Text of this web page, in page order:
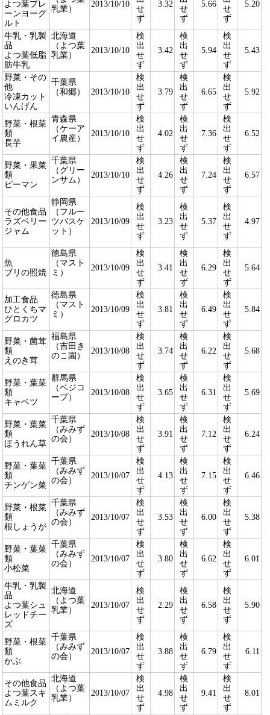
よつ葉プレ
ーンヨーグ
ルト
乳業）
2013/10/10
せ
ず
3.32
せ
ず
5.66
せ
ず
5.20
牛乳・乳製
品
よつ葉低脂
肪牛乳
北海道
（よつ葉
乳業）
2013/10/10
検
出
せ
ず
3.42
検
出
せ
ず
5.94
検
出
せ
ず
5.43
野菜・その
他
冷凍カット
いんげん
千葉県
（和郷）
2013/10/10
検
出
せ
ず
3.79
検
出
せ
ず
6.65
検
出
せ
ず
5.92
野菜・根菜
類
長芋
青森県
（ケーア
イ農産）
2013/10/10
検
出
せ
ず
4.02
検
出
せ
ず
7.36
検
出
せ
ず
6.52
野菜・果菜
類
ピーマン
千葉県
（グリー
ンサム）
2013/10/10
検
出
せ
ず
4.26
検
出
せ
ず
7.24
検
出
せ
ず
6.57
その他食品
ラズベリー
ジャム
静岡県
（フルー
ツバスケ
ット）
2013/10/09
検
出
せ
ず
3.23
検
出
せ
ず
5.37
検
出
せ
ず
4.97
魚
ブリの照焼
徳島県
（マスト
ミ）
2013/10/09
検
出
せ
ず
3.41
検
出
せ
ず
6.29
検
出
せ
ず
5.64
加工食品
ひとくちマ
グロカツ
徳島県
（マスト
ミ）
2013/10/09
検
出
せ
ず
3.81
検
出
せ
ず
6.49
検
出
せ
ず
5.84
野菜・菌茸
類
えのき茸
福島県
（吉田き
のこ園）
2013/10/08
検
出
せ
ず
3.74
検
出
せ
ず
6.22
検
出
せ
ず
5.68
野菜・葉菜
類
キャベツ
群馬県
（ベジコ
ープ）
2013/10/08
検
出
せ
ず
3.65
検
出
せ
ず
6.31
検
出
せ
ず
5.69
野菜・葉菜
類
ほうれん草
千葉県
（みみず
の会）
2013/10/08
検
出
せ
ず
3.91
検
出
せ
ず
7.12
検
出
せ
ず
6.24
野菜・葉菜
類
チンゲン菜
千葉県
（みみず
の会）
2013/10/07
検
出
せ
ず
4.13
検
出
せ
ず
7.15
検
出
せ
ず
6.46
野菜・根菜
類
根しょうが
千葉県
（みみず
の会）
2013/10/07
検
出
せ
ず
3.53
検
出
せ
ず
6.00
検
出
せ
ず
5.38
野菜・葉菜
類
小松菜
千葉県
（みみず
の会）
2013/10/07
検
出
せ
ず
3.80
検
出
せ
ず
6.62
検
出
せ
ず
6.01
牛乳・乳製
品
よつ葉シュ
レッドチー
ズ
北海道
（よつ葉
乳業）
2013/10/07
検
出
せ
ず
2.29
検
出
せ
ず
6.58
検
出
せ
ず
5.90
野菜・根菜
類
かぶ
千葉県
（みみず
の会）
2013/10/07
検
出
せ
ず
3.88
検
出
せ
ず
6.79
検
出
せ
ず
6.11
その他食品
よつ葉スキ
ムミルク
北海道
（よつ葉
乳業）
2013/10/07
検
出
せ
ず
4.98
検
出
せ
ず
9.41
検
出
せ
ず
8.01